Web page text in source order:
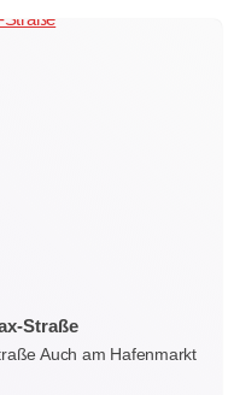
Straße
Auch am Hafenmarkt